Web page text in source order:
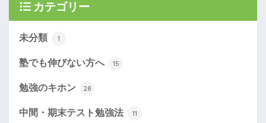
カテゴリー
未分類 1
塾でも伸びない方へ 15
勉強のキホン 28
中間・期末テスト勉強法 11